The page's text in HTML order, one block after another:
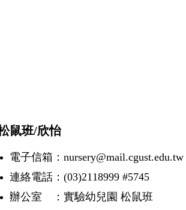
班/欣怡
電子信箱：nursery@mail.cgust.edu.tw
連絡電話：(03)2118999 #5745
辦公室 ：實驗幼兒園 松鼠班